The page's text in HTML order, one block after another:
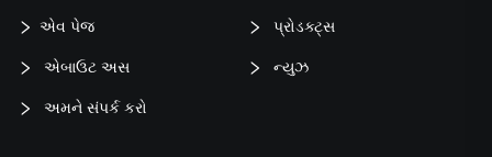
એવ પેજ પ્રોડક્ટ્સ
એબાઉટ અસ ન્યુઝ
અમને સંપર્ક કરો